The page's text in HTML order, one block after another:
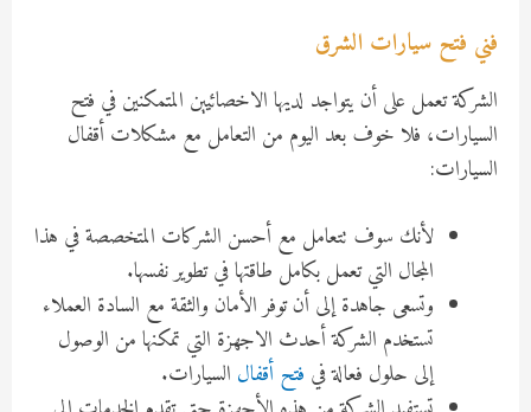
فني فتح سيارات الشرق
الشركة تعمل على أن يتواجد لديها الاخصائيين المتمكنين في فتح
السيارات، فلا خوف بعد اليوم من التعامل مع مشكلات أقفال
السيارات:
لأنك سوف تتعامل مع أحسن الشركات المتخصصة في هذا
المجال التي تعمل بكامل طاقتها في تطوير نفسها.
وتسعى جاهدة إلى أن توفر الأمان والثقة مع السادة العملاء
تستخدم الشركة أحدث الاجهزة التي تمكنها من الوصول
إلى حلول فعالة في فتح أقفال السيارات.